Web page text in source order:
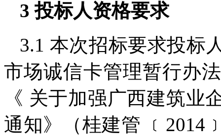
3投标人资格要求
3.1 本次招标要求投标
市场诚信卡管理暂行办
《 关于加强广西建筑业
通知》（桂建管